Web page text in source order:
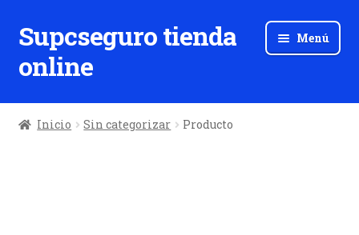
Ir
a
la
Ir
al
contenido
Supcseguro tienda
online
Menú
Inicio Sin categorizar Producto